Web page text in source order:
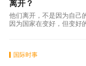
离开？
他们离开，不是因为自
因为国家在变好，但变好
国际时事